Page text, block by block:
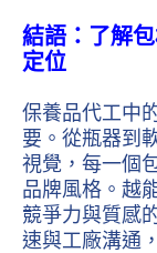
結語：了解
定位
保養品代工中
要。從瓶器到
視覺，每一個
品牌風格。越
競爭力與質感
速與工廠溝通